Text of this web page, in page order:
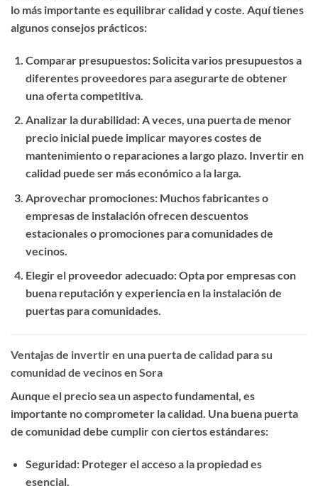
lo más importante es equilibrar calidad y coste. Aquí tienes
algunos consejos prácticos:
Comparar presupuestos: Solicita varios presupuestos a
diferentes proveedores para asegurarte de obtener
una oferta competitiva.
Analizar la durabilidad: A veces, una puerta de menor
precio inicial puede implicar mayores costes de
mantenimiento o reparaciones a largo plazo. Invertir en
calidad puede ser más económico a la larga.
Aprovechar promociones: Muchos fabricantes o
empresas de instalación ofrecen descuentos
estacionales o promociones para comunidades de
vecinos.
Elegir el proveedor adecuado: Opta por empresas con
buena reputación y experiencia en la instalación de
puertas para comunidades.
Ventajas de invertir en una puerta de calidad para su
comunidad de vecinos en Sora
Aunque el precio sea un aspecto fundamental, es
importante no comprometer la calidad. Una buena puerta
de comunidad debe cumplir con ciertos estándares:
Seguridad: Proteger el acceso a la propiedad es
esencial.